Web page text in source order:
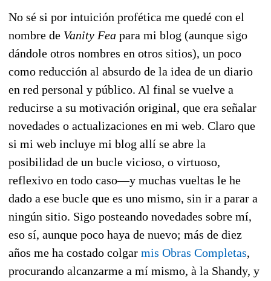
No sé si por intuición profética me quedé con el
nombre de Vanity Fea para mi blog (aunque sigo
dándole otros nombres en otros sitios), un poco
como reducción al absurdo de la idea de un diario
en red personal y público. Al final se vuelve a
reducirse a su motivación original, que era señalar
novedades o actualizaciones en mi web. Claro que
si mi web incluye mi blog allí se abre la
posibilidad de un bucle vicioso, o virtuoso,
reflexivo en todo caso—y muchas vueltas le he
dado a ese bucle que es uno mismo, sin ir a parar a
ningún sitio. Sigo posteando novedades sobre mí,
eso sí, aunque poco haya de nuevo; más de diez
años me ha costado colgar mis Obras Completas,
procurando alcanzarme a mí mismo, à la Shandy, y